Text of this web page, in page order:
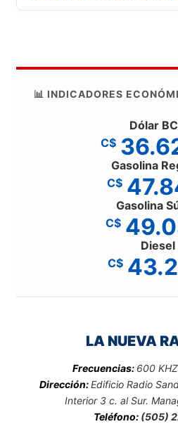
📊 INDICADORES
Dólar
C$
Gasolina
C$
Gasolina
C$
Diesel
C$
LA NUEVA
Frecuencias: 600
Dirección:Edificio Radio
Interior 3 c. al Sur.
Teléfono: (505)